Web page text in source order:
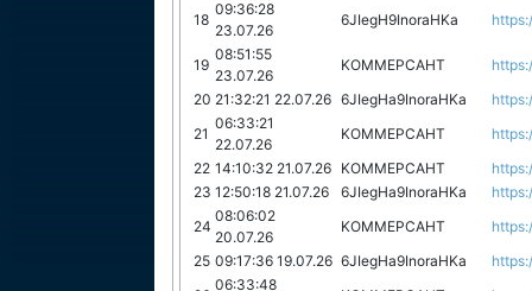
18
09:36:28
23.07.26
6JIegH9InoraHKa
19
08:51:55
23.07.26
KOMMEPCAHT
20 21:32:21 22.07.26 6JIegHa9InoraHKa
21
06:33:21
22.07.26
KOMMEPCAHT
22 14:10:32 21.07.26 KOMMEPCAHT
23 12:50:18 21.07.26 6JIegHa9InoraHKa
24
08:06:02
20.07.26
KOMMEPCAHT
25 09:17:36 19.07.26 6JIegHa9InoraHKa
06:33:48